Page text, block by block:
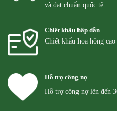
và đạt chuẩn quốc tế.
Chiết khấu hấp dẫn
Chiết khẩu hoa hồng
Hỗ trợ công nợ
Hỗ trợ công nợ lên đến